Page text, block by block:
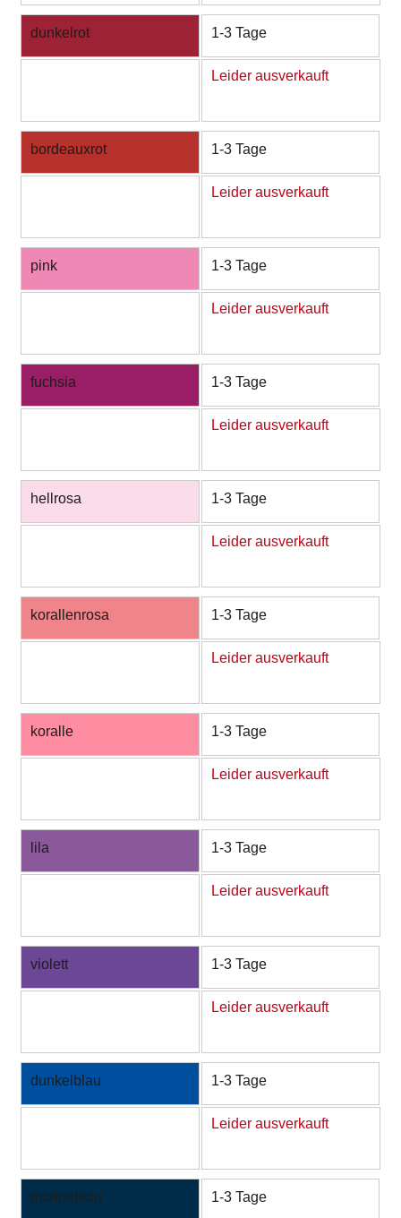
dunkelrot 1-3 Tage
Leider ausverkauft
bordeauxrot 1-3 Tage
Leider ausverkauft
pink 1-3 Tage
Leider ausverkauft
fuchsia 1-3 Tage
Leider ausverkauft
hellrosa 1-3 Tage
Leider ausverkauft
korallenrosa 1-3 Tage
Leider ausverkauft
koralle 1-3 Tage
Leider ausverkauft
lila 1-3 Tage
Leider ausverkauft
violett 1-3 Tage
Leider ausverkauft
dunkelblau 1-3 Tage
Leider ausverkauft
marineblau 1-3 Tage